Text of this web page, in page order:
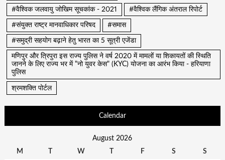
#वैश्विक जलवायु जोखिम सूचकांक - 2021 #वैश्विक लैंगिक अंतराल रिपोर्ट
#संयुक्त राष्ट्र मानवाधिकार परिषद #समास
#समुद्री सहयोग बढ़ाने हेतु भारत का 5 सूत्री एजेंडा
मणिपुर और त्रिपुरा इस राज्य पुलिस ने वर्ष 2020 में मामलों या शिकायतों की स्थिति
जानने के लिए राज्य भर में "नो युवर केस" (KYC) योजना का आरंभ किया - हरियाणा
पुलिस
श्रमशक्ति पोर्टल
Calendar
August 2026
M
W F S S